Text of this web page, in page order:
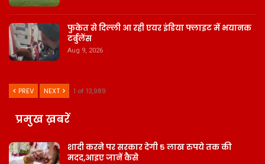
फुकेत से दिल्ली आ रही एयर इंडिया फ्लाइट में भयानक
टर्बुलेंस
Aug 9, 2026
PREV NEXT 1 of 13,989
प्रमुख ख़बरें
शादी करने पर सरकार देगी 5 लाख रुपये तक की
मदद,आइए जानें कैसे